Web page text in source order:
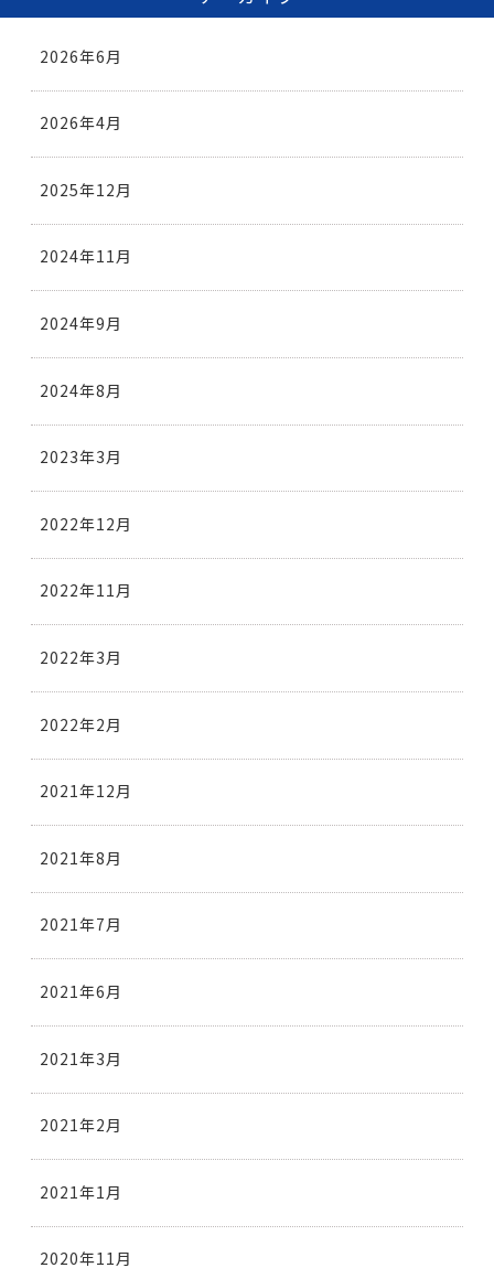
2026年6月
2026年4月
2025年12月
2024年11月
2024年9月
2024年8月
2023年3月
2022年12月
2022年11月
2022年3月
2022年2月
2021年12月
2021年8月
2021年7月
2021年6月
2021年3月
2021年2月
2021年1月
2020年11月